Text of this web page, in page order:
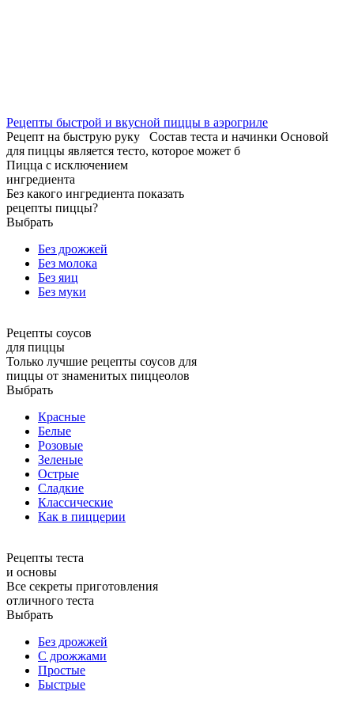
Рецепты быстрой и вкусной пиццы в аэрогриле
Рецепт на быструю руку Состав теста и начинки Основой
для пиццы является тесто, которое может б
Пицца с исключением
ингредиента
Без какого ингредиента показать
рецепты пиццы?
Выбрать
Без дрожжей
Без молока
Без яиц
Без муки
Рецепты соусов
для пиццы
Только лучшие рецепты соусов для
пиццы от знаменитых пиццеолов
Выбрать
Красные
Белые
Розовые
Зеленые
Острые
Сладкие
Классические
Как в пиццерии
Рецепты теста
и основы
Все секреты приготовления
отличного теста
Выбрать
Без дрожжей
С дрожжами
Простые
Быстрые